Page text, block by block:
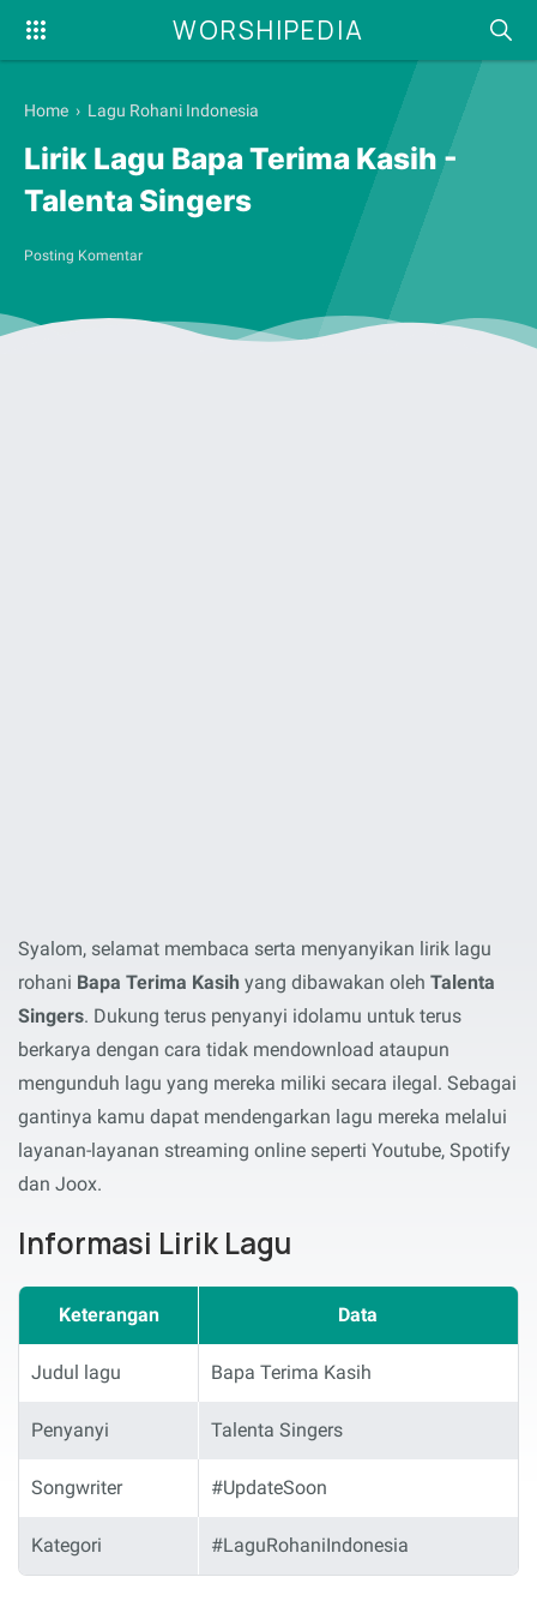
WORSHIPEDIA
Home › Lagu Rohani Indonesia
Lirik Lagu Bapa Terima Kasih -
Talenta Singers
Posting Komentar
Syalom, selamat membaca serta menyanyikan lirik lagu
rohani Bapa Terima Kasih yang dibawakan oleh Talenta
Singers. Dukung terus penyanyi idolamu untuk terus
berkarya dengan cara tidak mendownload ataupun
mengunduh lagu yang mereka miliki secara ilegal. Sebagai
gantinya kamu dapat mendengarkan lagu mereka melalui
layanan-layanan streaming online seperti Youtube, Spotify
dan Joox.
Informasi Lirik Lagu
Keterangan Data
Judul lagu Bapa Terima Kasih
Penyanyi Talenta Singers
Songwriter #UpdateSoon
Kategori #LaguRohaniIndonesia